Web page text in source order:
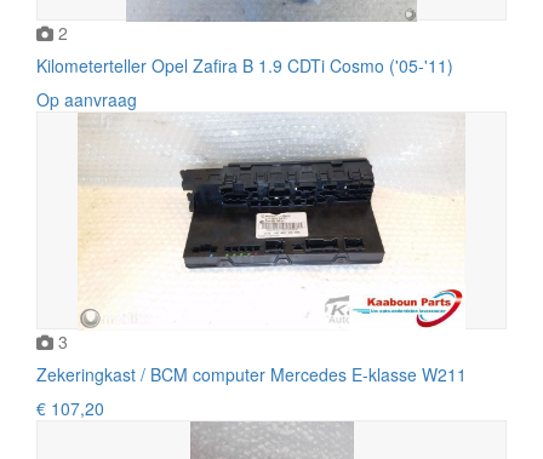
2
Kilometerteller Opel Zafira B 1.9 CDTi Cosmo ('05-'11)
Op aanvraag
3
Zekeringkast / BCM computer Mercedes E-klasse W211
€ 107,20